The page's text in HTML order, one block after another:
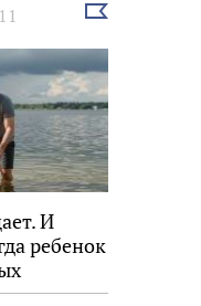
Выбрать
И
ребенок